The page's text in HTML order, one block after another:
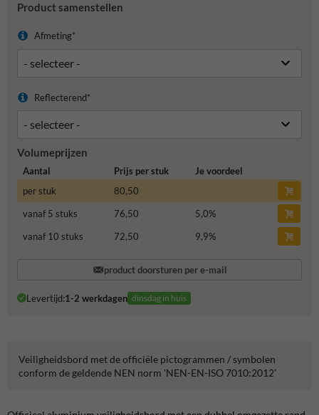
Product samenstellen
Afmeting*
Reflecterend*
Volumeprijzen
Aantal Prijs per stuk
Je voordeel
per stuk
80,50
vanaf 5 stuks
76,50 5,0%
vanaf 10 stuks
72,50 9,9%
product doorsturen per e-mail
Levertijd:1-2 werkdagen dinsdag in huis
Veiligheidsbord met de officiële pictogrammen / symbolen
conform de geldende NEN norm 'NEN-EN-ISO 7010:2012'